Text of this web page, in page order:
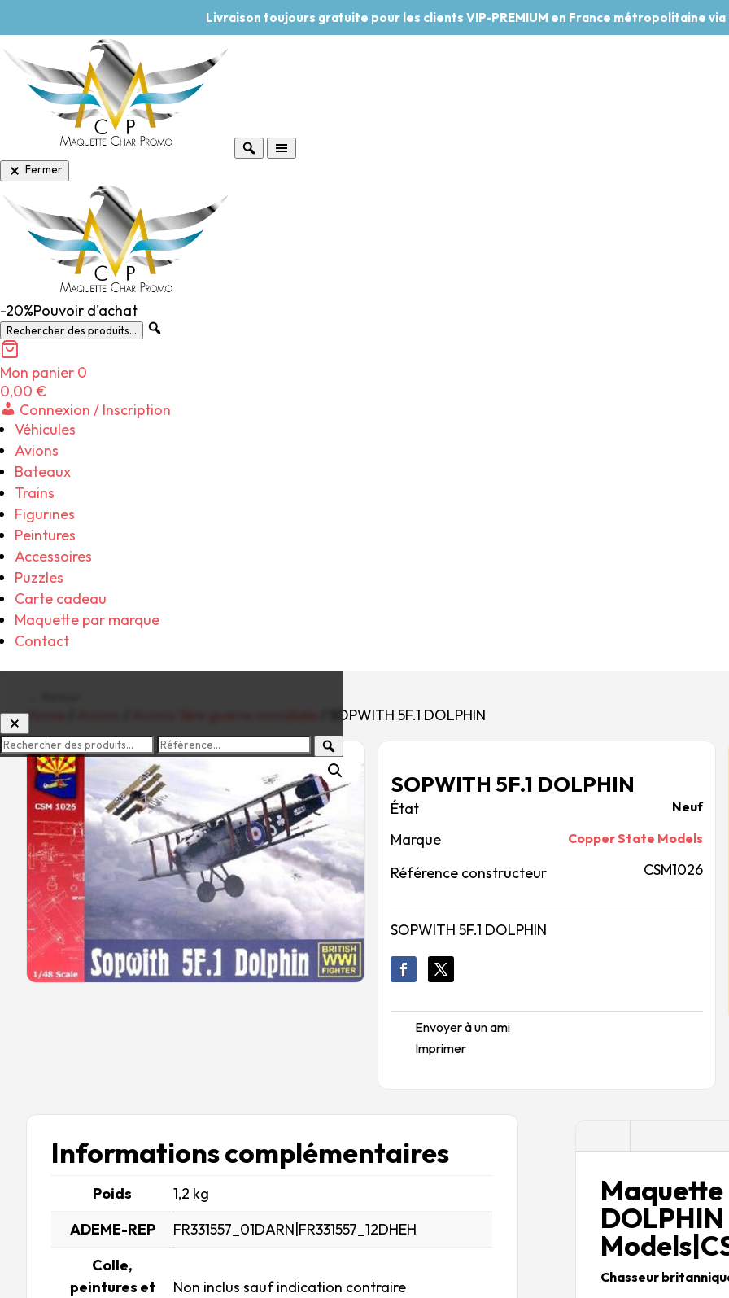
Livraison toujours gratuite pour les clients VIP-PREMIUM en France métropolitaine via
Fermer
-20%Pouvoir d'achat
Rechercher des produits...
Mon panier 0
0,00 €
Connexion / Inscription
Véhicules
Avions
Bateaux
Trains
Figurines
Peintures
Accessoires
Puzzles
Carte cadeau
Maquette par marque
Contact
Home / SOPWITH 5F.1 DOLPHIN
SOPWITH 5F.1 DOLPHIN
Neuf
Marque Copper State Models
Référence constructeur CSM1026
SOPWITH 5F.1 DOLPHIN
Envoyer à un ami
Imprimer
Informations complémentaires
Poids
1,2 kg
ADEME-REP
FR331557_01DARN|FR331557_12DHEH
Colle,
peintures et
Non inclus sauf indication contraire
Chasseur